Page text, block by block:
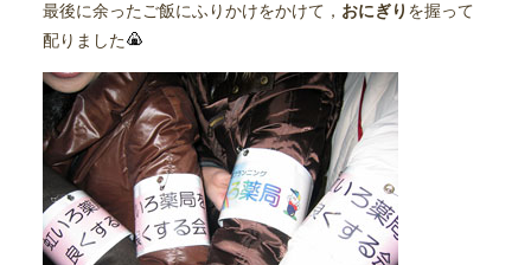
最後に余ったご飯にふりかけをかけて， おにぎり を握って
配りました